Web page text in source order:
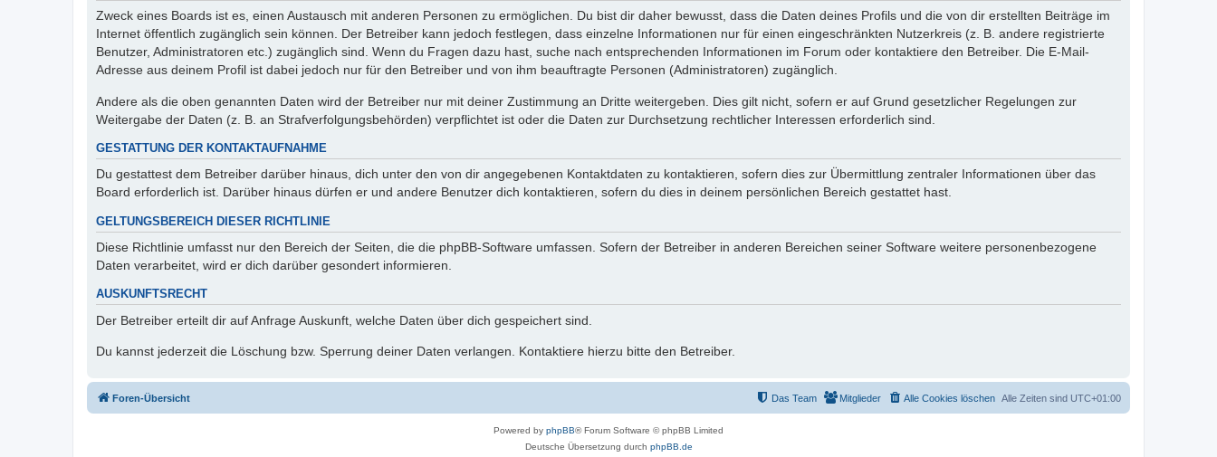
Zweck eines Boards ist es, einen Austausch mit anderen Personen zu ermöglichen. Du bist dir daher bewusst, dass die Daten deines Profils und die von dir erstellten Beiträge im
Internet öffentlich zugänglich sein können. Der Betreiber kann jedoch festlegen, dass einzelne Informationen nur für einen eingeschränkten Nutzerkreis (z. B. andere registrierte
Benutzer, Administratoren etc.) zugänglich sind. Wenn du Fragen dazu hast, suche nach entsprechenden Informationen im Forum oder kontaktiere den Betreiber. Die E-Mail-
Adresse aus deinem Profil ist dabei jedoch nur für den Betreiber und von ihm beauftragte Personen (Administratoren) zugänglich.
Andere als die oben genannten Daten wird der Betreiber nur mit deiner Zustimmung an Dritte weitergeben. Dies gilt nicht, sofern er auf Grund gesetzlicher Regelungen zur
Weitergabe der Daten (z. B. an Strafverfolgungsbehörden) verpflichtet ist oder die Daten zur Durchsetzung rechtlicher Interessen erforderlich sind.
GESTATTUNG DER KONTAKTAUFNAHME
Du gestattest dem Betreiber darüber hinaus, dich unter den von dir angegebenen Kontaktdaten zu kontaktieren, sofern dies zur Übermittlung zentraler Informationen über das
Board erforderlich ist. Darüber hinaus dürfen er und andere Benutzer dich kontaktieren, sofern du dies in deinem persönlichen Bereich gestattet hast.
GELTUNGSBEREICH DIESER RICHTLINIE
Diese Richtlinie umfasst nur den Bereich der Seiten, die die phpBB-Software umfassen. Sofern der Betreiber in anderen Bereichen seiner Software weitere personenbezogene
Daten verarbeitet, wird er dich darüber gesondert informieren.
AUSKUNFTSRECHT
Der Betreiber erteilt dir auf Anfrage Auskunft, welche Daten über dich gespeichert sind.
Du kannst jederzeit die Löschung bzw. Sperrung deiner Daten verlangen. Kontaktiere hierzu bitte den Betreiber.
Foren-Übersicht Alle Zeiten sind UTC+01:00
Alle Cookies löschen
Mitglieder
Das Team
Powered by phpBB® Forum Software © phpBB Limited
Deutsche Übersetzung durch phpBB.de